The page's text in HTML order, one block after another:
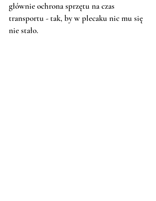
głównie ochrona sprzętu na czas
transportu - tak, by w plecaku nic mu się
nie stało.